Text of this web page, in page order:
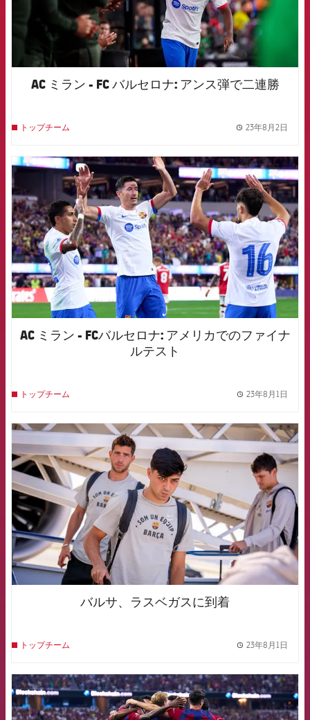
AC ミラン - FC バルセロナ: アンス弾で二連勝
トップチーム 23年8月2日
FCB Barcelona badge
AC ミラン - FCバルセロナ: アメリカでのファイナ
ルテスト
トップチーム 23年8月1日
FCB Barcelona badge
バルサ、ラスベガスに到着
トップチーム 23年8月1日
FCB Barcelona badge